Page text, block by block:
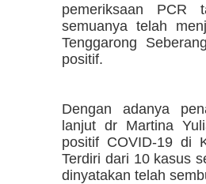
pemeriksaan
semuanya telah
Tenggarong
positif.
Dengan adanya
lanjut dr Martina
positif COVID-19 di
Terdiri dari 10 kasus
dinyatakan telah